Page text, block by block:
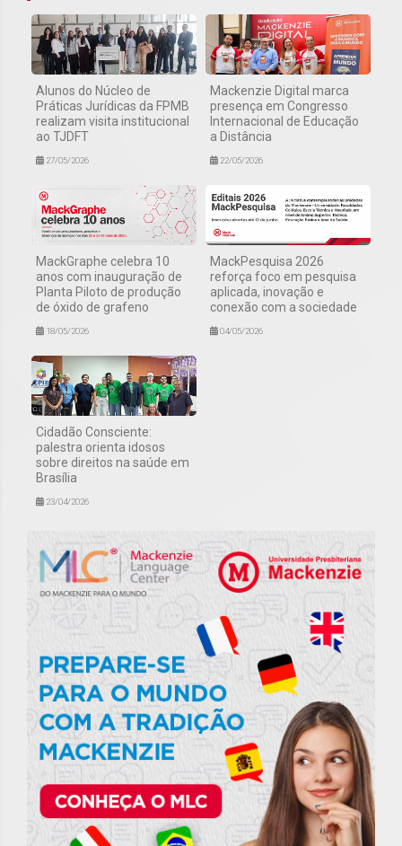
Alunos do Núcleo de
Práticas Jurídicas da FPMB
realizam visita institucional
ao TJDFT
27/05/2026
Mackenzie Digital marca
presença em Congresso
Internacional de Educação
a Distância
22/05/2026
MackGraphe celebra 10
anos com inauguração de
Planta Piloto de produção
de óxido de grafeno
18/05/2026
MackPesquisa 2026
reforça foco em pesquisa
aplicada, inovação e
conexão com a sociedade
04/05/2026
Cidadão Consciente:
palestra orienta idosos
sobre direitos na saúde em
Brasília
23/04/2026